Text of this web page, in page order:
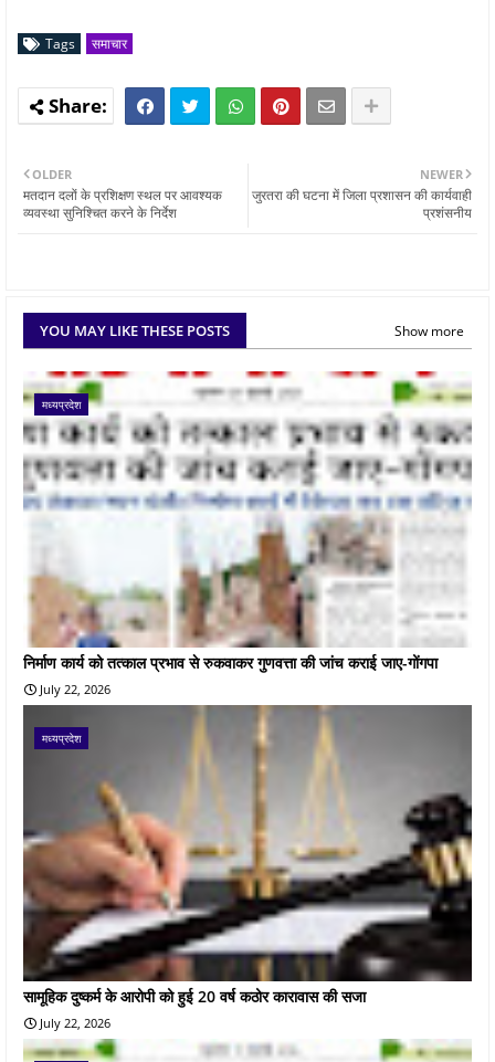
Tags समाचार
NEWER
जुरतरा की घटना में जिला प्रशासन की कार्यवाही
प्रशंसनीय
OLDER
मतदान दलों के प्रशिक्षण स्थल पर आवश्यक
व्यवस्था सुनिश्चित करने के निर्देश
YOU MAY LIKE THESE POSTS Show more
मध्यप्रदेश
निर्माण कार्य को तत्काल प्रभाव से रुकवाकर गुणवत्ता की जांच कराई जाए-गोंगपा
July 22, 2026
मध्यप्रदेश
सामूहिक दुष्कर्म के आरोपी को हुई 20 वर्ष कठोर कारावास की सजा
July 22, 2026